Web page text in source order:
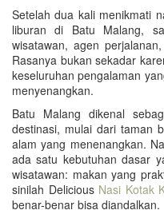
Setelah dua kali menikmati
liburan di Batu Malang,
wisatawan, agen
Rasanya bukan sekadar
keseluruhan pengalaman
menyenangkan.
Batu Malang dikenal
destinasi, mulai dari taman
alam yang menenangkan.
ada satu kebutuhan dasar
wisatawan: makan yang
sinilah Delicious Nasi Kotak
benar-benar bisa diandalkan.